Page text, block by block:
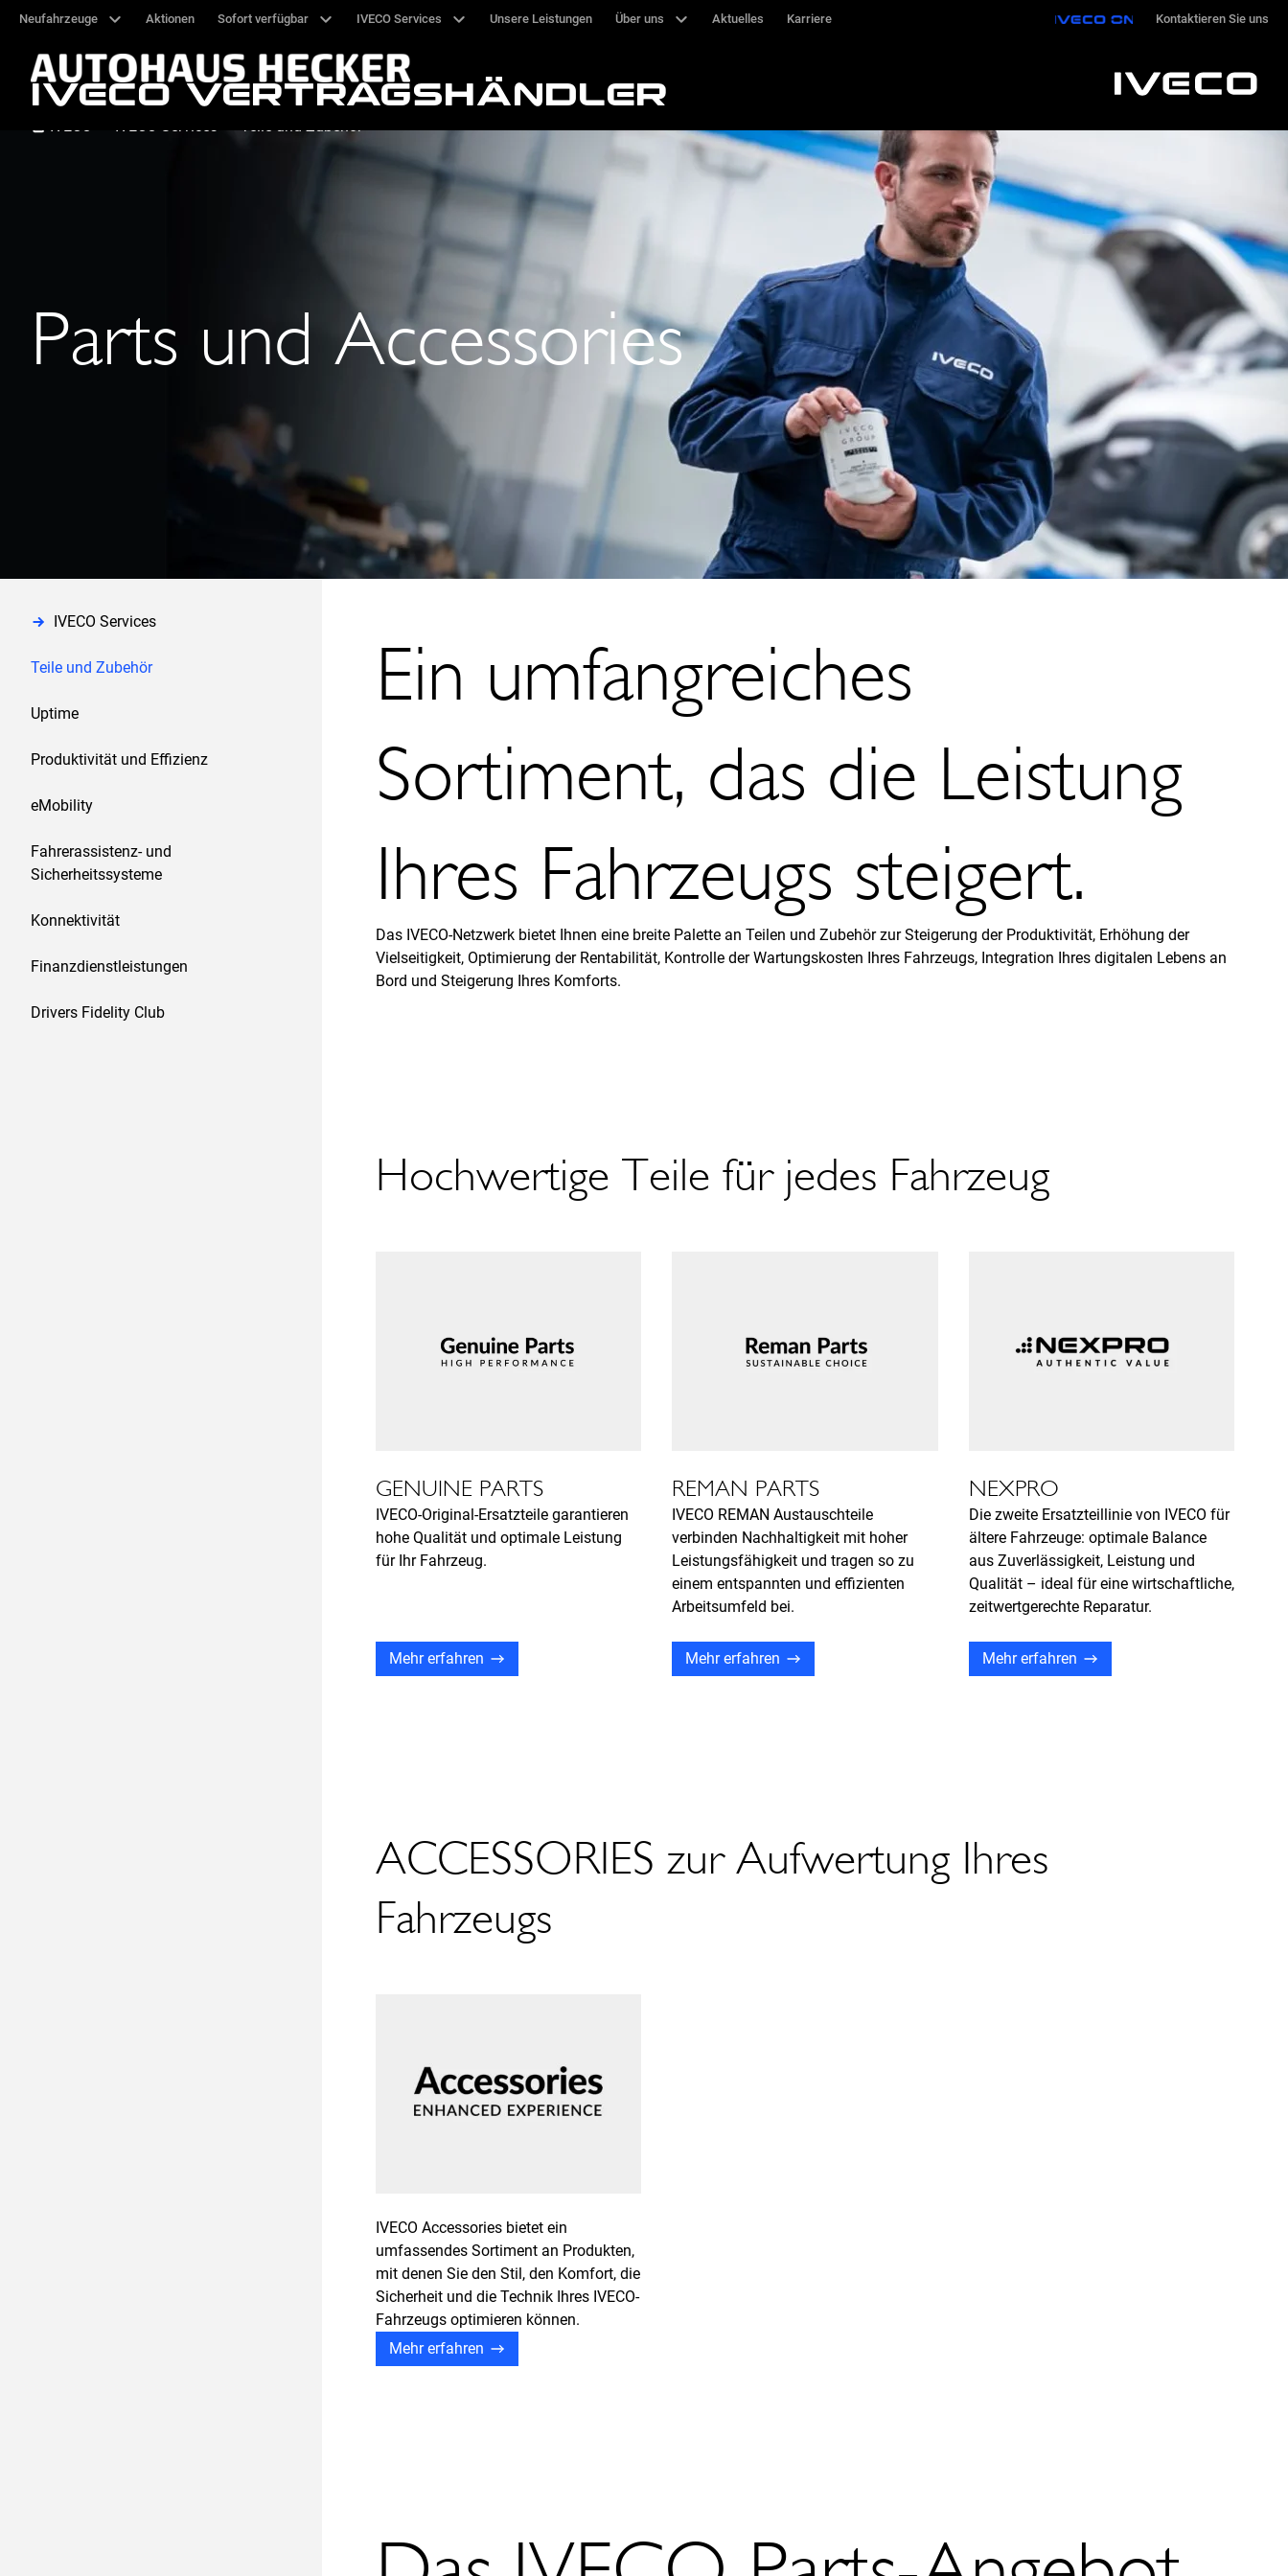
IVECO VERTRAGSHÄNDLER
Neufahrzeuge Aktionen Sofort verfügbar IVECO Services Unsere Leistungen Über uns Aktuelles Karriere IVECO ON Kontaktieren Sie uns
IVECO IVECO Services Teile und Zubehör
Parts und Accessories
IVECO Services
Teile und Zubehör
Uptime
Produktivität und Effizienz
eMobility
Fahrerassistenz- und
Sicherheitssysteme
Konnektivität
Finanzdienstleistungen
Drivers Fidelity Club
Ein umfangreiches
Sortiment, das die Leistung
Ihres Fahrzeugs steigert.
Das IVECO-Netzwerk bietet Ihnen eine breite Palette an Teilen und Zubehör zur Steigerung der Produktivität, Erhöhung der
Vielseitigkeit, Optimierung der Rentabilität, Kontrolle der Wartungskosten Ihres Fahrzeugs, Integration Ihres digitalen Lebens an
Bord und Steigerung Ihres Komforts.
Hochwertige Teile für jedes Fahrzeug
GENUINE PARTS
IVECO-Original-Ersatzteile garantieren
hohe Qualität und optimale Leistung
für Ihr Fahrzeug.
Mehr erfahren
REMAN PARTS
IVECO REMAN Austauschteile
verbinden Nachhaltigkeit mit hoher
Leistungsfähigkeit und tragen so zu
einem entspannten und effizienten
Arbeitsumfeld bei.
Mehr erfahren
NEXPRO
Die zweite Ersatzteillinie von IVECO für
ältere Fahrzeuge: optimale Balance
aus Zuverlässigkeit, Leistung und
Qualität – ideal für eine wirtschaftliche,
zeitwertgerechte Reparatur.
Mehr erfahren
ACCESSORIES zur Aufwertung Ihres
Fahrzeugs
IVECO Accessories bietet ein
umfassendes Sortiment an Produkten,
mit denen Sie den Stil, den Komfort, die
Sicherheit und die Technik Ihres IVECO-
Fahrzeugs optimieren können.
Mehr erfahren